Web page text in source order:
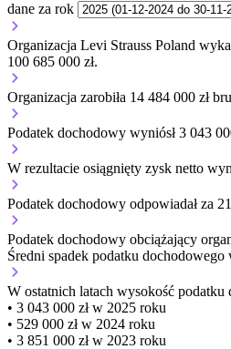
dane za rok
Organizacja Levi Strauss Poland
100 685 000 zł.
Organizacja zarobiła 14 484 000 zł
Podatek dochodowy wyniósł 3 043
W rezultacie osiągnięty zysk netto
Podatek dochodowy odpowiadał za
Podatek dochodowy obciążający
Średni spadek podatku dochodowego
W ostatnich latach wysokość podatku
• 3 043 000 zł w 2025 roku
• 529 000 zł w 2024 roku
• 3 851 000 zł w 2023 roku